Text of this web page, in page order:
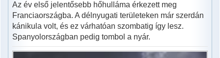
Az év első jelentősebb hőhulláma érkezett meg
Franciaországba. A délnyugati területeken már szerdán
kánikula volt, és ez várhatóan szombatig így lesz.
Spanyolországban pedig tombol a nyár.